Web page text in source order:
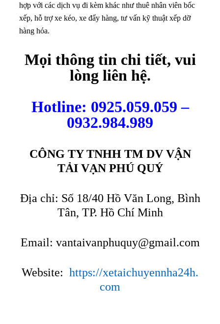
hợp với các dịch vụ đi kèm khác như thuê nhân viên bốc
xếp, hỗ trợ xe kéo, xe đẩy hàng, tư vấn kỹ thuật xếp dỡ
hàng hóa.
Mọi thông tin chi tiết, vui
lòng liên hệ.
Hotline: 0925.059.059 –
0932.984.989
CÔNG TY TNHH TM DV VẬN
TẢI VẠN PHÚ QUÝ
Địa chỉ: Số 18/40 Hồ Văn Long, Bình
Tân, TP. Hồ Chí Minh
Email: vantaivanphuquy@gmail.com
Website: https://xetaichuyennha24h.
com